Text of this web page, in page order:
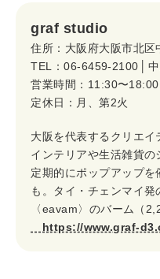
graf studio
住所：大阪府大阪市北区
TEL：06-6459-2100 │
営業時間：11:30〜18:00
定休日：月、第2火
大阪を代表するクリエ
インテリアや生活雑貨の
定期的にポップアップ
も。タイ・チェンマイ発
〈eavam〉のバーム（
https://www.graf-